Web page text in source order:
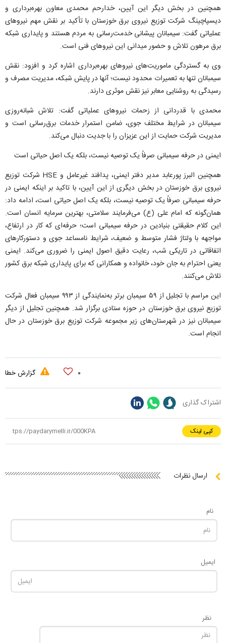
همچنین در بخش دیگر این آیین، خدارحم محمدی معاون بهره‌برداری و
دیسپاچینگ شرکت توزیع نیروی برق خوزستان با تأکید بر نقش مهم نیرو‌های
عملیاتی گفت: سیمبانان پیشانی خدمت‌رسانی به مردم هستند و پایداری شبکه
برق مرهون تلاش و حضور میدانی این نیرو‌های فنی است.
وی به گستردگی ماموریت‌های نیرو‌های بهره‌برداری اشاره کرد و افزود: نقش
سیمبانان تنها به تعمیرات محدود نیست؛ آنها در پایش شبکه، مدیریت مصرف و
رسیدگی به روشنایی معابر نیز نقش موثری دارند.
محمدی با قدردانی از زحمات نیرو‌های عملیاتی گفت: تلاش شبانه‌روزی
سیمبانان در شرایط مختلف جوی، ضامن استمرار خدمات برق‌رسانی است و
مدیریت شرکت حمایت از این عزیزان را با جدیت دنبال می‌کند.
ایمنی در حرفه سیمبانی صرفاً یک توصیه نیست، بلکه یک اصل حیاتی است
همچنین البرز پورعابد مدیر دفتر ایمنی، پدافند غیرعامل و HSE شرکت توزیع
نیروی برق خوزستان در بخش دیگری از این آیین، با تاکید بر اینکه ایمنی در
حرفه سیمبانی صرفاً یک توصیه نیست، بلکه یک اصل حیاتی است، ادامه داد:
همان‌گونه که امام علی (ع) می‌فرمایند سلامتی، بهترین سرمایه انسان است.
این کلام حقیقتی بنیادین در حرفه سیمبانی است؛ حرفه‌ای که کار در ارتفاع،
مواجهه با ولتاژ فشار متوسط و ضعیف، شرایط نامساعد جوی و دستورکار‌های
اتفاقاتی در تاریکی شب، رعایت دقیق اصول ایمنی را ضروری می‌کند. ایمنی
یعنی احترام به جان خود، خانواده و همکارانی که برای پایداری شبکه برق کشور
تلاش می‌کنند.
این مراسم با تجلیل از ۵۹ سیمبان برتر به‌نمایندگی از ۹۹۳ سیمبان فعال شرکت
توزیع نیروی برق خوزستان در حوزه ستادی برگزار شد. همچنین تجلیل از دیگر
سیمبانان نیز در شهرستان‌های زیر مجموعه شرکت توزیع برق خوزستان در حال
انجام است.
۰ گزارش خطا
اشتراک گذاری
کپی لینک
ارسال نظرات
نام
ایمیل
نظر